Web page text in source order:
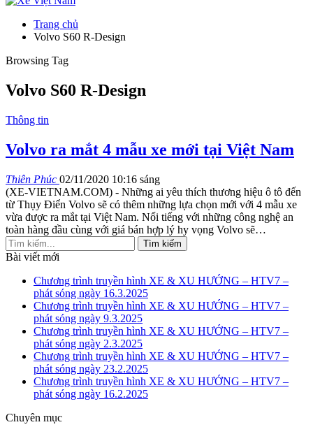
Trang chủ
Volvo S60 R-Design
Browsing Tag
Volvo S60 R-Design
Thông tin
Volvo ra mắt 4 mẫu xe mới tại Việt Nam
Thiên Phúc 02/11/2020 10:16 sáng
(XE-VIETNAM.COM) - Những ai yêu thích thương hiệu ô tô đến
từ Thụy Điển Volvo sẽ có thêm những lựa chọn mới với 4 mẫu xe
vừa được ra mắt tại Việt Nam. Nổi tiếng với những công nghệ an
toàn hàng đầu cùng với giá bán hợp lý hy vọng Volvo sẽ…
Bài viết mới
Chương trình truyền hình XE & XU HƯỚNG – HTV7 –
phát sóng ngày 16.3.2025
Chương trình truyền hình XE & XU HƯỚNG – HTV7 –
phát sóng ngày 9.3.2025
Chương trình truyền hình XE & XU HƯỚNG – HTV7 –
phát sóng ngày 2.3.2025
Chương trình truyền hình XE & XU HƯỚNG – HTV7 –
phát sóng ngày 23.2.2025
Chương trình truyền hình XE & XU HƯỚNG – HTV7 –
phát sóng ngày 16.2.2025
Chuyên mục